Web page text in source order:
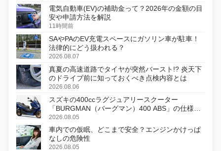
電気自動車(EV)の補助金って？2026年の金額の目
安や申請方法を解説
11時間前
SAやPAのEV充電スペースにガソリン車が駐車！
法律的にどう扱われる？
2026.08.07
真夏の高速道路でタイヤが突然バースト!? 炎天下
のドライブ前に知っておくべき点検内容とは
2026.08.06
スズキの400ccラグジュアリースクーター
「BURGMAN（バーグマン）400 ABS」の仕様を
変更し、8月18日に発売
2026.08.05
車内での仮眠、どこまで安全？エンジンかけっぱ
なしの危険性
2026.08.05